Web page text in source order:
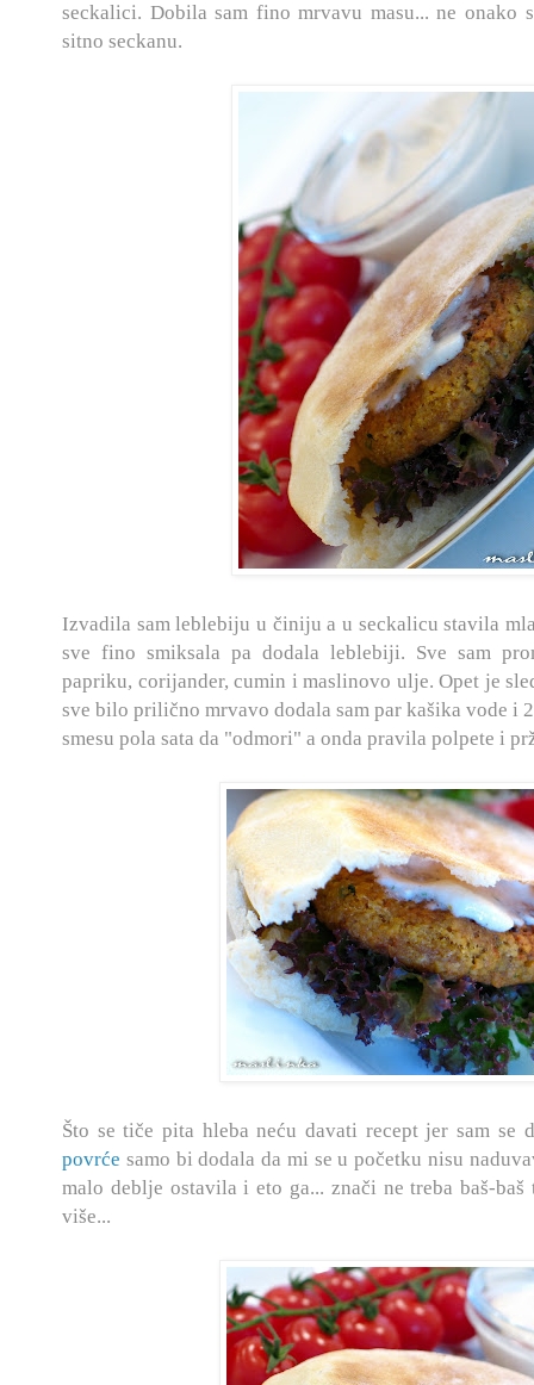
seckalici. Dobila sam fino mrvavu masu... ne onako
sitno seckanu.
Izvadila sam leblebiju u činiju a u seckalicu stavila
sve fino smiksala pa dodala leblebiji. Sve sam
papriku, corijander, cumin i maslinovo ulje. Opet je
sve bilo prilično mrvavo dodala sam par kašika vode i
smesu pola sata da "odmori" a onda pravila polpete i
Što se tiče pita hleba neću davati recept jer sam se
povrće samo bi dodala da mi se u početku nisu
malo deblje ostavila i eto ga... znači ne treba baš-
više...